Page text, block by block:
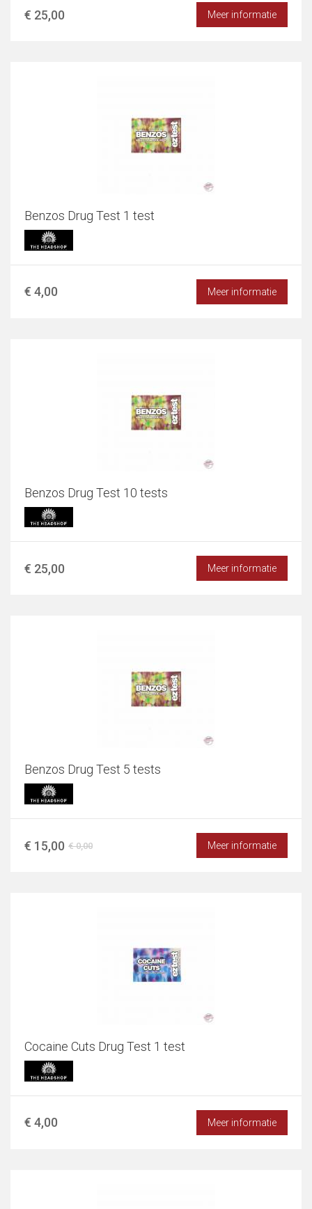
€ 25,00 Meer informatie
Benzos Drug Test 1 test
€ 4,00 Meer informatie
Benzos Drug Test 10 tests
€ 25,00 Meer informatie
Benzos Drug Test 5 tests
€ 15,00 € 0,00 Meer informatie
Cocaine Cuts Drug Test 1 test
€ 4,00 Meer informatie